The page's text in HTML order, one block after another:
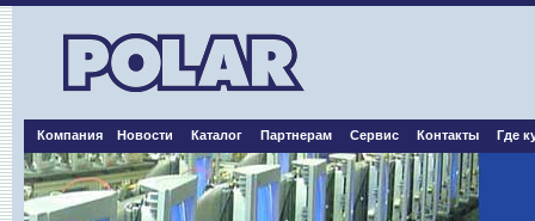
Компания Новости Каталог Партнерам Сервис Контакты Где